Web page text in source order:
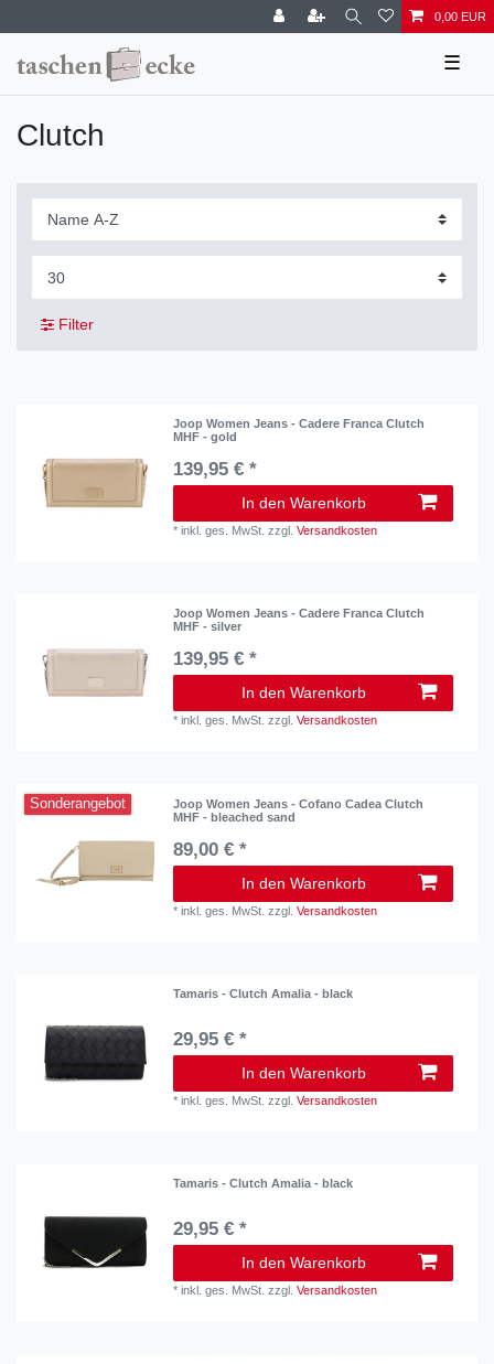
0,00 EUR
☰
Clutch
Filter
Joop Women Jeans - Cadere Franca Clutch
MHF - gold
139,95 € *
In den Warenkorb
*inkl. ges. MwSt. zzgl.Versandkosten
Joop Women Jeans - Cadere Franca Clutch
MHF - silver
139,95 € *
In den Warenkorb
*inkl. ges. MwSt. zzgl.Versandkosten
Sonderangebot
Joop Women Jeans - Cofano Cadea Clutch
MHF - bleached sand
89,00 € *
In den Warenkorb
*inkl. ges. MwSt. zzgl.Versandkosten
Tamaris - Clutch Amalia - black
29,95 € *
In den Warenkorb
*inkl. ges. MwSt. zzgl.Versandkosten
Tamaris - Clutch Amalia - black
29,95 € *
In den Warenkorb
*inkl. ges. MwSt. zzgl.Versandkosten